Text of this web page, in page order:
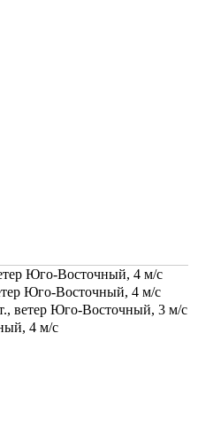
Юго-Восточный, 4 м/с
Юго-Восточный, 4 м/с
ветер Юго-Восточный, 3 м/с
4 м/с